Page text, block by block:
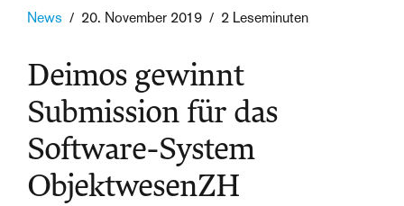
News 20. November 2019 2 Leseminuten
Deimos gewinnt
Submission für das
Software-System
ObjektwesenZH